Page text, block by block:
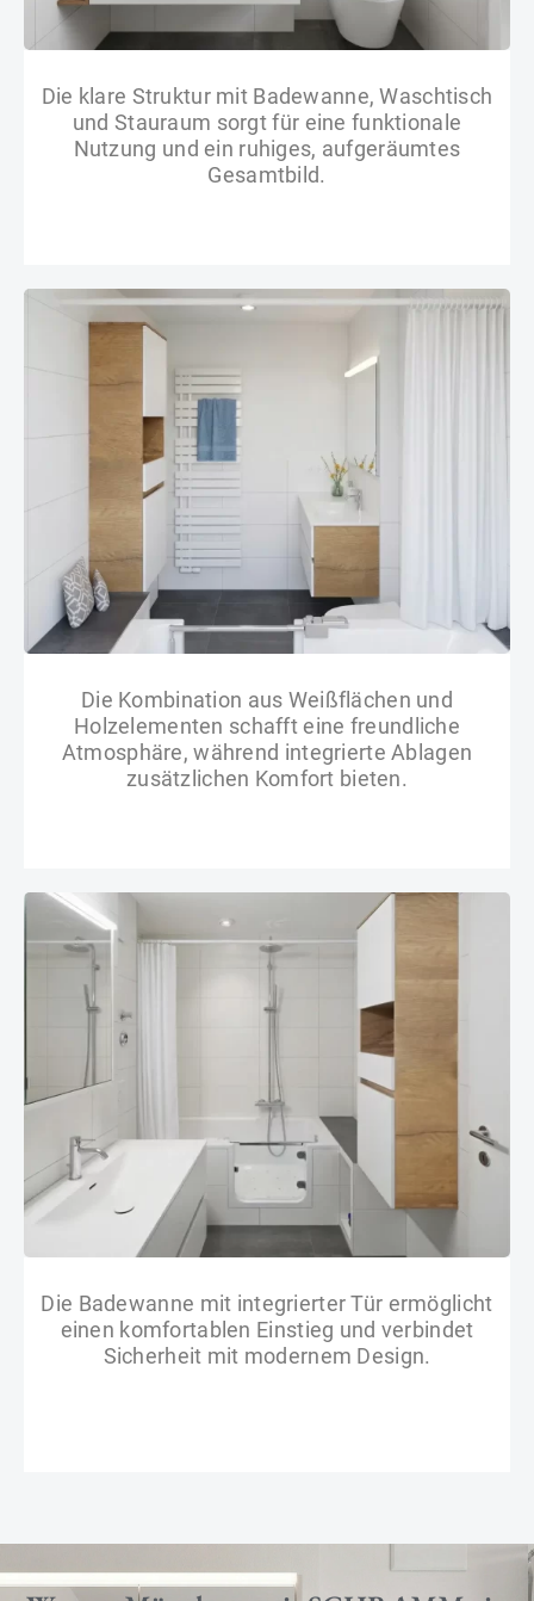
Die klare Struktur mit Badewanne, Waschtisch
und Stauraum sorgt für eine funktionale
Nutzung und ein ruhiges, aufgeräumtes
Gesamtbild.
Die Kombination aus Weißflächen und
Holzelementen schafft eine freundliche
Atmosphäre, während integrierte Ablagen
zusätzlichen Komfort bieten.
Die Badewanne mit integrierter Tür ermöglicht
einen komfortablen Einstieg und verbindet
Sicherheit mit modernem Design.